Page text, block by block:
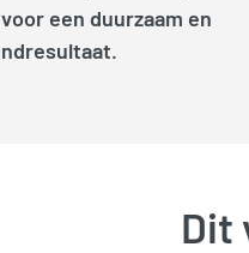
een duurzaam en
Dit